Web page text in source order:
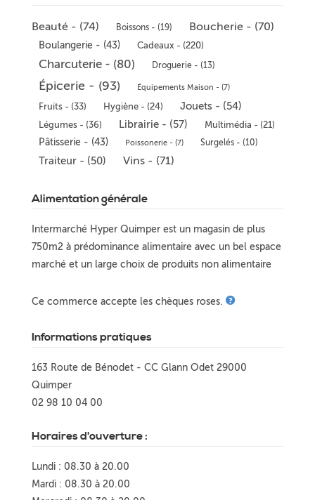
Beauté - (74) Boissons - (19) Boucherie - (70)
Boulangerie - (43) Cadeaux - (220)
Charcuterie - (80) Droguerie - (13)
Épicerie - (93) Équipements Maison - (7)
Fruits - (33) Hygiène - (24) Jouets - (54)
Légumes - (36) Librairie - (57) Multimédia - (21)
Pâtisserie - (43) Poissonerie - (7) Surgelés - (10)
Traiteur - (50) Vins - (71)
Alimentation générale
Intermarché Hyper Quimper est un magasin de plus
750m2 à prédominance alimentaire avec un bel espace
marché et un large choix de produits non alimentaire
Ce commerce accepte les chèques roses.
Informations pratiques
163 Route de Bénodet - CC Glann Odet 29000
Quimper
02 98 10 04 00
Horaires d'ouverture :
Lundi : 08.30 à 20.00
Mardi : 08.30 à 20.00